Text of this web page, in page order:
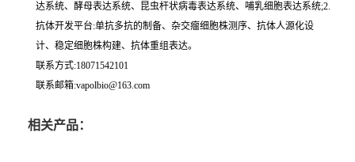
达系统、酵母表达系统、昆虫杆状病毒表达系统、哺乳细胞表达系统;2.
抗体开发平台:单抗多抗的制备、杂交瘤细胞株测序、抗体人源化设
计、稳定细胞株构建、抗体重组表达。
联系方式:18071542101
联系邮箱:vapolbio@163.com
相关产品：